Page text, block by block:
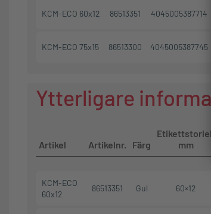
KCM-ECO 60x12 86513351 4045005387714
KCM-ECO 75x15 86513300 4045005387745
Ytterligare
Artikel Artikelnr. Färg
mm
KCM-ECO
60x12
86513351 Gul 60×12